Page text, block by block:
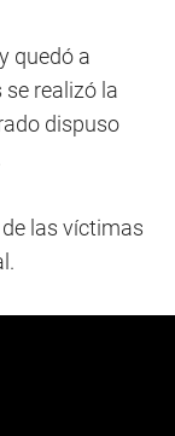
quedó a
se realizó la
dispuso
las víctimas